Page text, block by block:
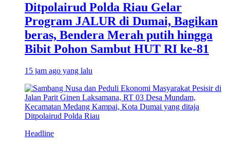
Ditpolairud Polda Riau Gelar
Program JALUR di Dumai, Bagikan
beras, Bendera Merah putih hingga
Bibit Pohon Sambut HUT RI ke-81
15 jam ago yang lalu
Headline